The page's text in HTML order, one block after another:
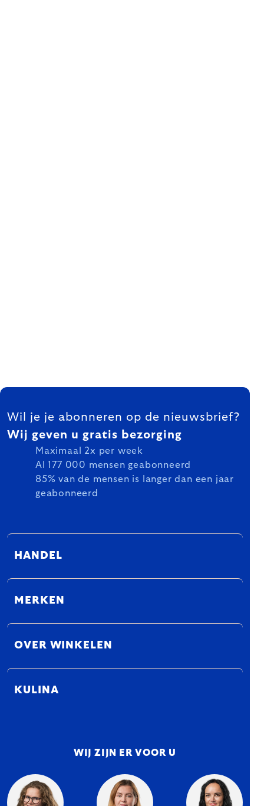
FOOTER
Wil je je abonneren op de nieuwsbrief?
Wij geven u gratis bezorging
Maximaal 2x per week
Al 177 000 mensen geabonneerd
85% van de mensen is langer dan een jaar
geabonneerd
HANDEL
MERKEN
OVER WINKELEN
KULINA
WIJ ZIJN ER VOOR U